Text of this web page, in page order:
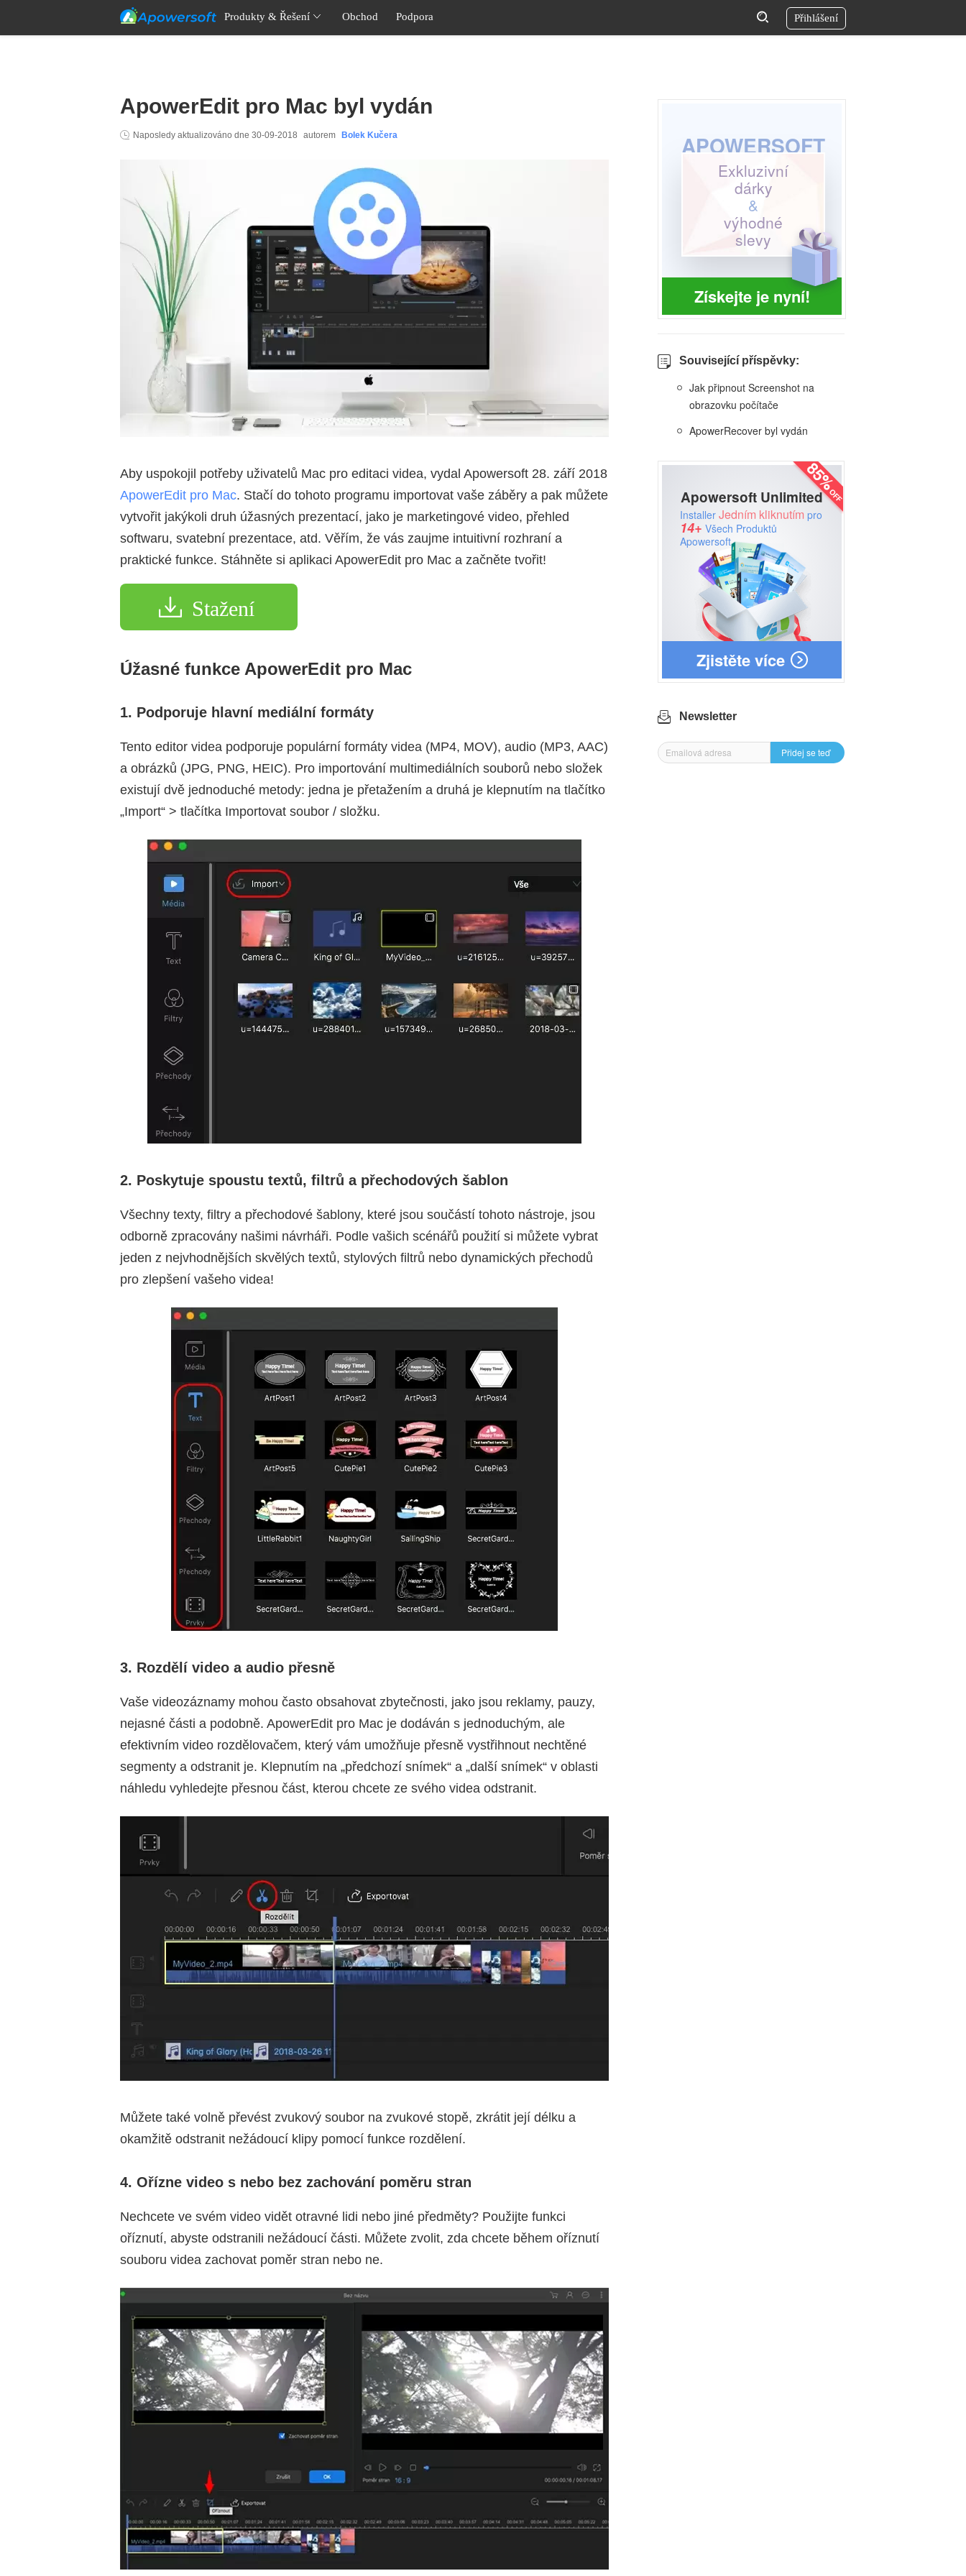
Produkty & Řešení Obchod Podpora Přihlášení
ApowerEdit pro Mac byl vydán
Naposledy aktualizováno dne 30-09-2018 autorem Bolek Kučera
Aby uspokojil potřeby uživatelů Mac pro editaci videa, vydal Apowersoft 28. září 2018
ApowerEdit pro Mac. Stačí do tohoto programu importovat vaše záběry a pak můžete
vytvořit jakýkoli druh úžasných prezentací, jako je marketingové video, přehled
softwaru, svatební prezentace, atd. Věřím, že vás zaujme intuitivní rozhraní a
praktické funkce. Stáhněte si aplikaci ApowerEdit pro Mac a začněte tvořit!
Stažení
Úžasné funkce ApowerEdit pro Mac
1. Podporuje hlavní mediální formáty
Tento editor videa podporuje populární formáty videa (MP4, MOV), audio (MP3, AAC)
a obrázků (JPG, PNG, HEIC). Pro importování multimediálních souborů nebo složek
existují dvě jednoduché metody: jedna je přetažením a druhá je klepnutím na tlačítko
„Import“ > tlačítka Importovat soubor / složku.
2. Poskytuje spoustu textů, filtrů a přechodových šablon
Všechny texty, filtry a přechodové šablony, které jsou součástí tohoto nástroje, jsou
odborně zpracovány našimi návrháři. Podle vašich scénářů použití si můžete vybrat
jeden z nejvhodnějších skvělých textů, stylových filtrů nebo dynamických přechodů
pro zlepšení vašeho videa!
3. Rozdělí video a audio přesně
Vaše videozáznamy mohou často obsahovat zbytečnosti, jako jsou reklamy, pauzy,
nejasné části a podobně. ApowerEdit pro Mac je dodáván s jednoduchým, ale
efektivním video rozdělovačem, který vám umožňuje přesně vystřihnout nechtěné
segmenty a odstranit je. Klepnutím na „předchozí snímek“ a „další snímek“ v oblasti
náhledu vyhledejte přesnou část, kterou chcete ze svého videa odstranit.
Můžete také volně převést zvukový soubor na zvukové stopě, zkrátit její délku a
okamžitě odstranit nežádoucí klipy pomocí funkce rozdělení.
4. Ořízne video s nebo bez zachování poměru stran
Nechcete ve svém video vidět otravné lidi nebo jiné předměty? Použijte funkci
oříznutí, abyste odstranili nežádoucí části. Můžete zvolit, zda chcete během oříznutí
souboru videa zachovat poměr stran nebo ne.
Získejte je nyní!
APOWERSOFT
Exkluzivní
dárky
&
výhodné
slevy
Související příspěvky:
Jak připnout Screenshot na
obrazovku počítače
ApowerRecover byl vydán
Zjistěte více
Apowersoft Unlimited
Installer Jedním kliknutím pro
14+ Všech Produktů
Apowersoft
Newsletter
Přidej se teď